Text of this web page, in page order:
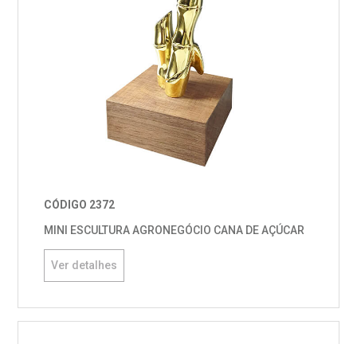
CÓDIGO 2372
MINI ESCULTURA AGRONEGÓCIO CANA DE AÇÚCAR
Ver detalhes